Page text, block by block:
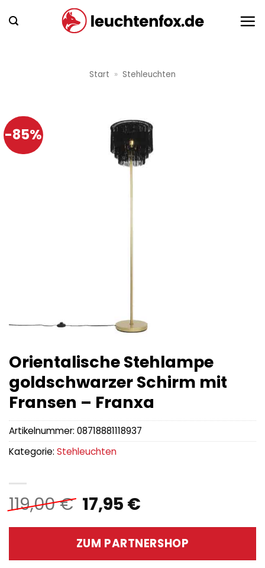
Inhalt
Start » Stehleuchten
-85%
Orientalische Stehlampe
goldschwarzer Schirm mit
Fransen – Franxa
119,00€ Ursprünglicher
Preis
war:
119,00 €
17,95 €Aktueller
ist:
17,95 €.
ZUM PARTNERSHOP
Artikelnummer: 08718881118937
Kategorie: Stehleuchten